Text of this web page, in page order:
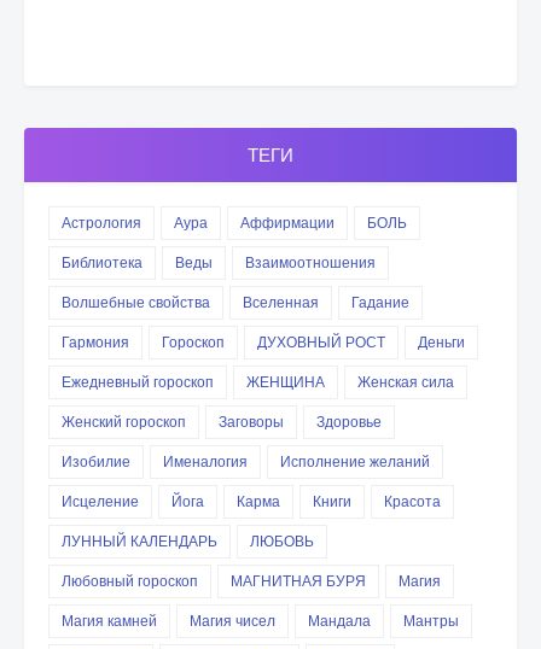
ТЕГИ
Астрология Аура Аффирмации
БОЛЬ
Библиотека
Веды
Взаимоотношения
Волшебные свойства
Вселенная
Гадание
Гармония
Гороскоп ДУХОВНЫЙ РОСТ
Деньги
Ежедневный гороскоп
ЖЕНЩИНА
Женская сила
Женский гороскоп
Заговоры
Здоровье
Изобилие
Именалогия
Исполнение желаний
Исцеление
Йога Карма Книги
Красота
ЛУННЫЙ КАЛЕНДАРЬ
ЛЮБОВЬ
Любовный гороскоп
МАГНИТНАЯ БУРЯ
Магия
Магия камней
Магия чисел Мандала
Мантры